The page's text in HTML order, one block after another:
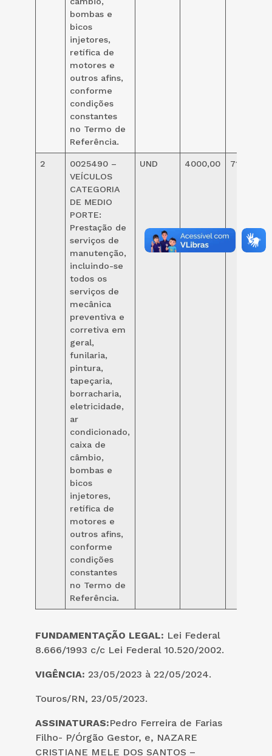
bombas e
bicos
injetores,
retífica de
motores e
outros afins,
conforme
condições
constantes
no Termo de
Referência.
2
0025490 –
VEÍCULOS
CATEGORIA
DE MEDIO
PORTE:
Prestação de
serviços de
manutenção,
incluindo-se
todos os
serviços de
mecânica
preventiva e
corretiva em
geral,
funilaria,
pintura,
tapeçaria,
borracharia,
eletricidade,
ar
condicionado,
caixa de
câmbio,
bombas e
bicos
injetores,
retífica de
motores e
outros afins,
conforme
condições
constantes
no Termo de
Referência.
UND 4000,00 71,000
FUNDAMENTAÇÃO LEGAL: Lei Federal
8.666/1993 c/c Lei Federal 10.520/2002.
VIGÊNCIA: 23/05/2023 à 22/05/2024.
Touros/RN, 23/05/2023.
ASSINATURAS:Pedro Ferreira de Farias
Filho- P/Órgão Gestor, e, NAZARE
CRISTIANE MELE DOS SANTOS –